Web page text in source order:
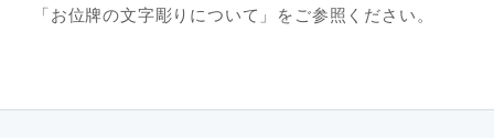
「お位牌の文字彫りについて」をご参照ください。